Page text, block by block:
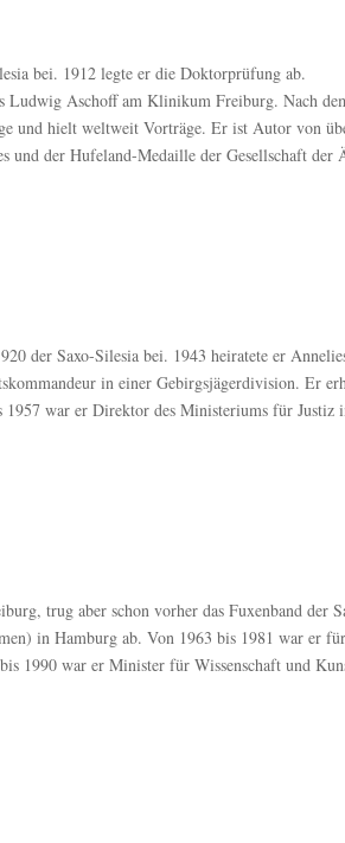
bei. 1912 legte er die Doktorprüfung ab.
Ludwig Aschoff am Klinikum Freiburg. Nach
und hielt weltweit Vorträge. Er ist Autor von
und der Hufeland-Medaille der Gesellschaft der
der Saxo-Silesia bei. 1943 heiratete er
in einer Gebirgsjägerdivision. Er
1957 war er Direktor des Ministeriums für Justiz
trug aber schon vorher das Fuxenband der
in Hamburg ab. Von 1963 bis 1981 war er
1990 war er Minister für Wissenschaft und